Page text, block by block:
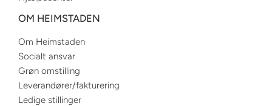
OM HEIMSTADEN
Om Heimstaden
Socialt ansvar
Grøn omstilling
Leverandører/fakturering
Ledige stillinger